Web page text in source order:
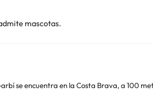
mascotas.
se encuentra en la Costa Brava, a 100